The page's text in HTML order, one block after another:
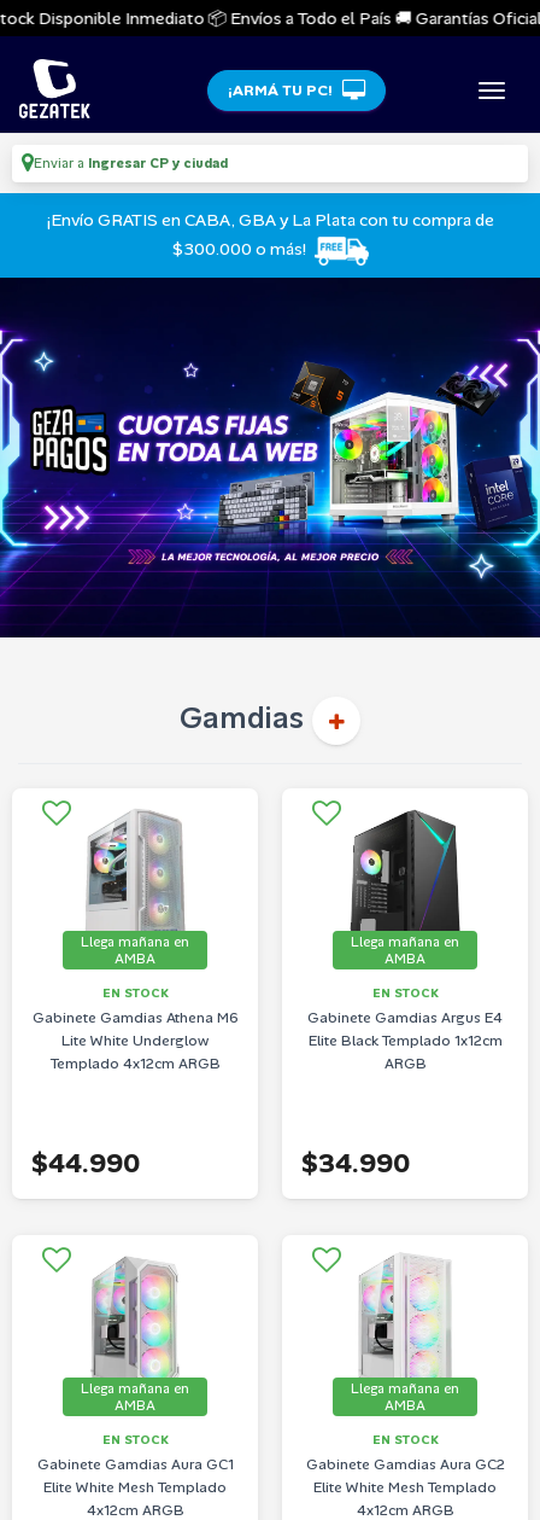
Disponible Inmediato 📦 Envíos a Todo el País 🚚 Garantías Oficiales
¡ARMÁ TU PC!
Enviar a Ingresar CP y ciudad
¡Envío GRATIS en CABA, GBA y La Plata con tu compra de
$300.000 o más!
Gamdias
Llega mañana en
AMBA
EN STOCK
Gabinete Gamdias Athena M6
Lite White Underglow
Templado 4x12cm ARGB
$44.990
Llega mañana en
AMBA
EN STOCK
Gabinete Gamdias Argus E4
Elite Black Templado 1x12cm
ARGB
$34.990
Llega mañana en
AMBA
EN STOCK
Gabinete Gamdias Aura GC1
Elite White Mesh Templado
4x12cm ARGB
Llega mañana en
AMBA
EN STOCK
Gabinete Gamdias Aura GC2
Elite White Mesh Templado
4x12cm ARGB